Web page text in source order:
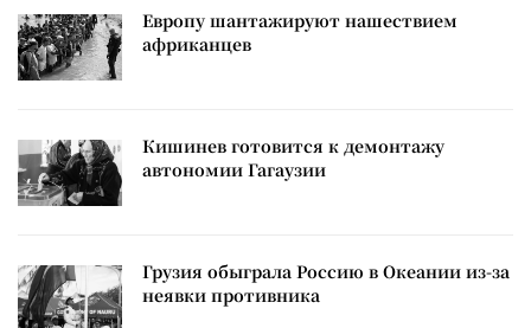
Европу шантажируют нашествием
африканцев
Кишинев готовится к демонтажу
автономии Гагаузии
Грузия обыграла Россию в Океании из-за
неявки противника